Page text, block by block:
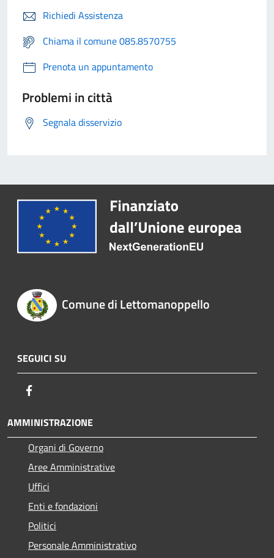
Richiedi Assistenza
Chiama il comune 085.8570755
Prenota un appuntamento
Problemi in città
Segnala disservizio
Comune di Lettomanoppello
SEGUICI SU
AMMINISTRAZIONE
Organi di Governo
Aree Amministrative
Uffici
Enti e fondazioni
Politici
Personale Amministrativo